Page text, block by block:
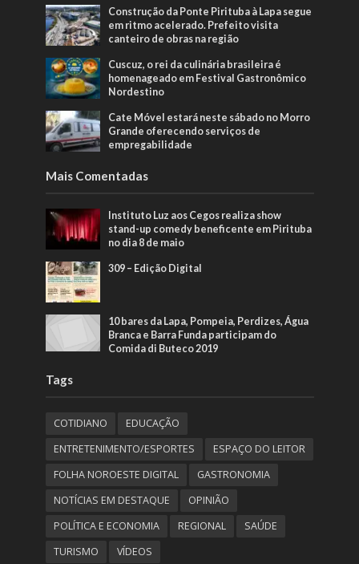
Construção da Ponte Pirituba à Lapa segue
em ritmo acelerado. Prefeito visita
canteiro de obras na região
Cuscuz, o rei da culinária brasileira é
homenageado em Festival Gastronômico
Nordestino
Cate Móvel estará neste sábado no Morro
Grande oferecendo serviços de
empregabilidade
Mais Comentadas
Instituto Luz aos Cegos realiza show
stand-up comedy beneficente em Pirituba
no dia 8 de maio
309 – Edição Digital
10 bares da Lapa, Pompeia, Perdizes, Água
Branca e Barra Funda participam do
Comida di Buteco 2019
Tags
COTIDIANO
EDUCAÇÃO
ENTRETENIMENTO/ESPORTES
ESPAÇO DO LEITOR
FOLHA NOROESTE DIGITAL
GASTRONOMIA
NOTÍCIAS EM DESTAQUE
OPINIÃO
POLÍTICA E ECONOMIA
REGIONAL
SAÚDE
TURISMO
VÍDEOS